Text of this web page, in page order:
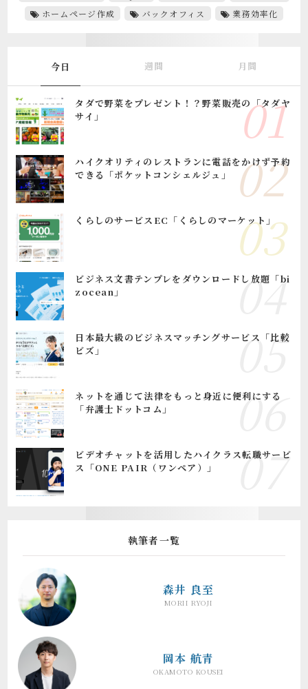
ホームページ作成
バックオフィス 業務効率化
今日 週間 月間
タダで野菜をプレゼント！？野菜販売の「タダヤ
サイ」
ハイクオリティのレストランに電話をかけず予約
できる「ポケットコンシェルジュ」
くらしのサービスEC「くらしのマーケット」
ビジネス文書テンプレをダウンロードし放題「bi
zocean」
日本最大級のビジネスマッチングサービス「比較
ビズ」
ネットを通じて法律をもっと身近に便利にする
「弁護士ドットコム」
ビデオチャットを活用したハイクラス転職サービ
ス「ONE PAIR（ワンペア）」
執筆者一覧
森井 良至
MORII RYOJI
岡本 航青
OKAMOTO KOUSEI